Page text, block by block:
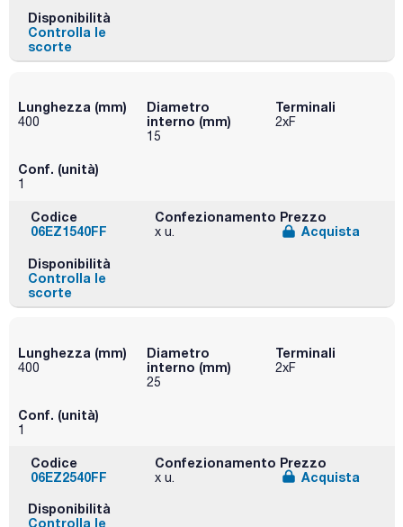
Disponibilità
Controlla le
scorte
Lunghezza (mm)
400
Diametro
interno (mm)
15
Terminali
2xF
Conf. (unità)
1
Codice
06EZ1540FF
Confezionamento
x u.
Prezzo
Acquista
Disponibilità
Controlla le
scorte
Lunghezza (mm)
400
Diametro
interno (mm)
25
Terminali
2xF
Conf. (unità)
1
Codice
06EZ2540FF
Confezionamento
x u.
Prezzo
Acquista
Disponibilità
Controlla le